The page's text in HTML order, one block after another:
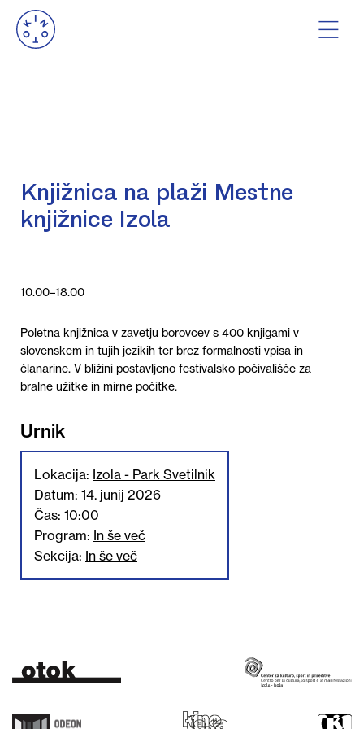
Knjižnica na plaži Mestne
knjižnice Izola
10.00–18.00
Poletna knjižnica v zavetju borovcev s 400 knjigami v
slovenskem in tujih jezikih ter brez formalnosti vpisa in
članarine. V bližini postavljeno festivalsko počivališče za
bralne užitke in mirne počitke.
Urnik
Lokacija: Izola - Park Svetilnik
Datum: 14. junij 2026
Čas: 10:00
Program: In še več
Sekcija: In še več